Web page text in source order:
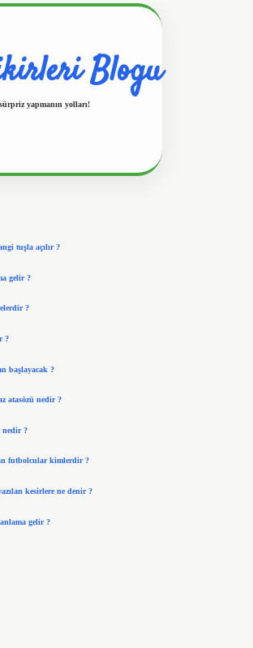
Blogu
yapmanın yolları!
tuşla açılır ?
gelir ?
?
?
başlayacak ?
atasözü nedir ?
nedir ?
futbolcular kimlerdir ?
kesirlere ne denir ?
gelir ?